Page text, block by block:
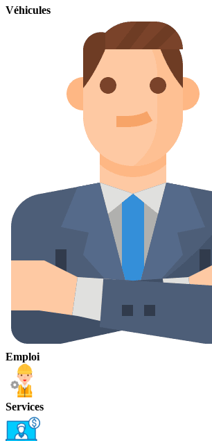
Véhicules
Emploi
Services